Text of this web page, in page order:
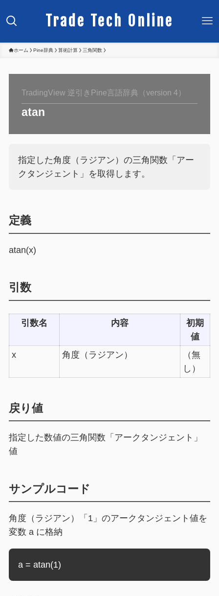
Trade Tech Online
ホーム Pine辞典 算術計算 三角関数
TradingView 逆引きPine言語辞典（version 4）
atan
指定した角度（ラジアン）の三角関数「アー
クタンジェント」を取得します。
定義
atan(x)
引数
引数名 内容
初期
値
x
角度（ラジアン）
（無
し）
戻り値
指定した数値の三角関数「アークタンジェント」
値
サンプルコード
角度（ラジアン）「1」のアークタンジェント値を
変数 a に格納
a = atan(1)